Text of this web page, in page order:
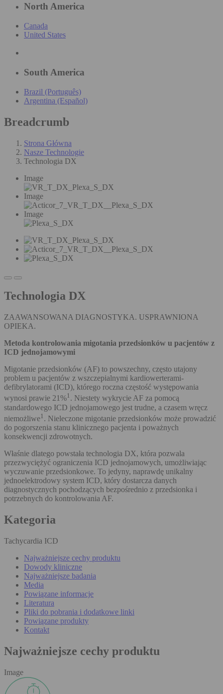
North America
Canada
United States
South America
Brazil (Português)
Argentina (Español)
Breadcrumb
Strona Główna
Nasze Technologie
Technologia DX
Image
Image
Image
Technologia DX
ZAAWANSOWANA DIAGNOSTYKA. USPRAWNIONA
OPIEKA.
Metoda kontrolowania migotania przedsionków u pacjentów z
ICD jednojamowymi
Migotanie przedsionków (AF) to powszechny, często utajony
problem u pacjentów z wszczepialnymi kardiowerterami-
defibrylatorami (ICD), którego roczna częstość występowania
wynosi prawie 21%1 . Niestety wykrycie AF za pomocą
standardowego ICD jednojamowego jest trudne, a czasem wręcz
niemożliwe1 . Nieleczone migotanie przedsionków może prowadzić
do pogorszenia stanu klinicznego pacjenta i poważnych
konsekwencji zdrowotnych.
Właśnie dlatego powstała technologia DX, która pozwala
przezwyciężyć ograniczenia ICD jednojamowych, umożliwiając
wyczuwanie przedsionkowe. To jedyny, naprawdę unikalny
jednoelektrodowy system ICD, który dostarcza danych
diagnostycznych pochodzących bezpośrednio z przedsionka i
potrzebnych do kontrolowania AF.
Kategoria
Tachycardia ICD
Najważniejsze cechy produktu
Dowody kliniczne
Najważniejsze badania
Media
Powiązane informacje
Literatura
Pliki do pobrania i dodatkowe linki
Powiązane produkty
Kontakt
Najważniejsze cechy produktu
Image